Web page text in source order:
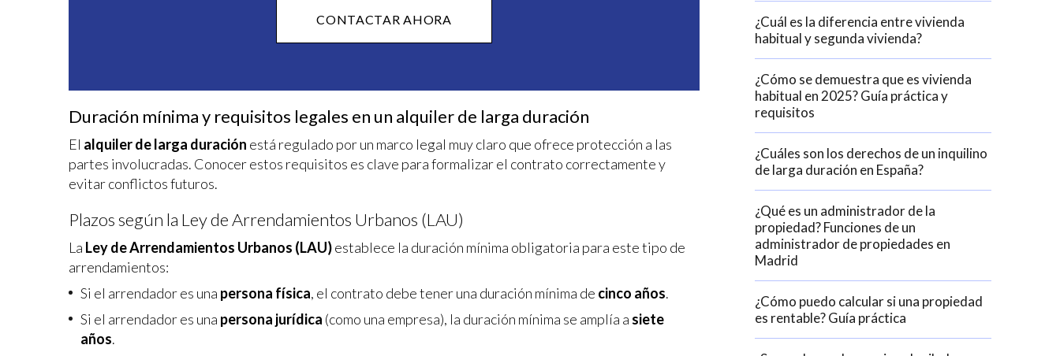
CONTACTAR AHORA
Duración mínima y requisitos legales en un alquiler de larga duración
El alquiler de larga duración está regulado por un marco legal muy claro que ofrece protección a las
partes involucradas. Conocer estos requisitos es clave para formalizar el contrato correctamente y
evitar conflictos futuros.
Plazos según la Ley de Arrendamientos Urbanos (LAU)
La Ley de Arrendamientos Urbanos (LAU)establece la duración mínima obligatoria para este tipo de
arrendamientos:
Si el arrendador es una persona física, el contrato debe tener una duración mínima de cinco años.
Si el arrendador es una persona jurídica (como una empresa), la duración mínima se amplía a siete
años.
¿Cuál es la diferencia entre vivienda
habitual y segunda vivienda?
¿Cómo se demuestra que es vivienda
habitual en 2025? Guía práctica y
requisitos
¿Cuáles son los derechos de un inquilino
de larga duración en España?
¿Qué es un administrador de la
propiedad? Funciones de un
administrador de propiedades en
Madrid
¿Cómo puedo calcular si una propiedad
es rentable? Guía práctica